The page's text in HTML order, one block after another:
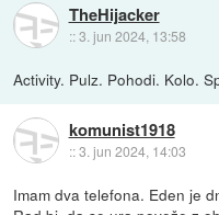
TheHijacker
::3. jun 2024, 13:58
Activity. Pulz. Pohodi. Kolo.
komunist1918
::3. jun 2024, 14:03
Imam dva telefona. Eden je